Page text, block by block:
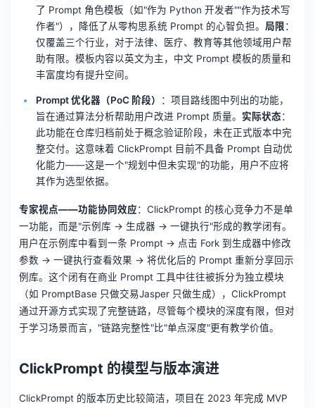
了 Prompt 角色模板（如"作为 Python 开发者""作为技术写
作者"），降低了从零构思系统 Prompt 的心智负担。 局限：
仅覆盖三个行业，对于法律、医疗、教育等其他领域用户帮
助有限。模板内容以英文为主，中文 Prompt 模板的质量和
丰富度均有提升空间。
Prompt 优化器（PoC 阶段）
：项目路线图中列出的功能，
旨在通过算法分析帮助用户改进 Prompt 质量。 实际状态：
此功能在仓库归档前处于概念验证阶段，未在正式版本中完
整交付。这意味着 ClickPrompt 目前不具备 Prompt 自动优
化能力——这是一个"规划中但未实现"的功能，用户不应将
其作为选型依据。
专家视点——功能协同效应：ClickPrompt 的核心竞争力不是单
一功能，而是"示例库 → 生成器 → 一键执行"形成的教学闭有。
用户在示例库中看到一条 Prompt → 点击 Fork 到生成器中修改
参数 → 一键执行查看效果 → 将优化后的 Prompt 重新分享回示
例库。这个闭有在商业 Prompt 工具中往往被拆分为独立模块
（如 PromptBase 只做交易Jasper 只做生成），ClickPrompt
通过开源方式实现了完整链路，尽管每个模块的深度有限，但对
于学习场景而言，"链路完整性"比"单点深度"更有教学价值。
ClickPrompt 的模型与版本演进
ClickPrompt 的版本历史比较简洁，项目在 2023 年完成 MVP